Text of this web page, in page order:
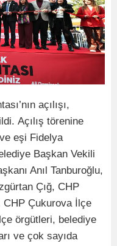
açılışı,
Açılış törenine
eşi Fidelya
Başkan Vekili
Anıl Tanburoğlu,
Çığ, CHP
CHP Çukurova İlçe
örgütleri, belediye
ve çok sayıda